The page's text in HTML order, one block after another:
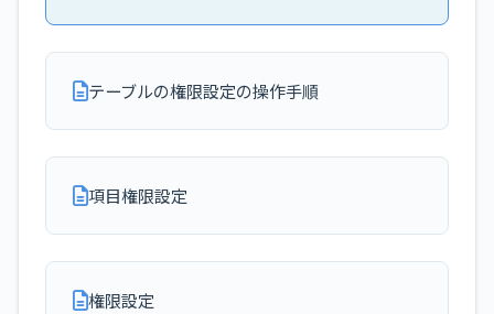
テーブルの権限設定の操作手順
項目権限設定
権限設定